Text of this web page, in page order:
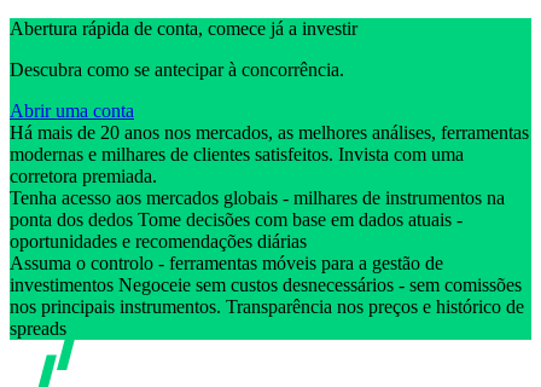
Abertura rápida de conta, comece já a investir
Descubra como se antecipar à concorrência.
Abrir uma conta
Há mais de 20 anos nos mercados, as melhores análises, ferramentas
modernas e milhares de clientes satisfeitos. Invista com uma
corretora premiada.
Tenha acesso aos mercados globais - milhares de instrumentos na
ponta dos dedos Tome decisões com base em dados atuais -
oportunidades e recomendações diárias
Assuma o controlo - ferramentas móveis para a gestão de
investimentos Negoceie sem custos desnecessários - sem comissões
nos principais instrumentos. Transparência nos preços e histórico de
spreads